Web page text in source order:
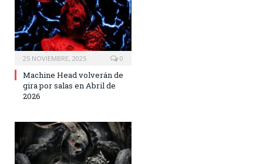
25 NOVIEMBRE, 2025 0
Machine Head volverán de
gira por salas en Abril de
2026